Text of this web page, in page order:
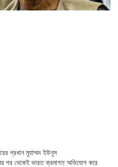
প্রধান মুহাম্মদ ইউনূস
পর থেকেই ভারত ক্রমাগত অভিযোগ করে